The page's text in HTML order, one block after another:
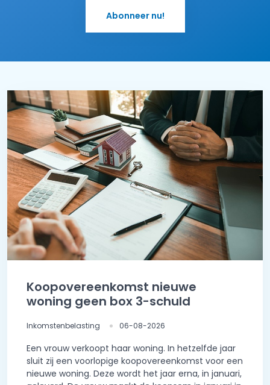
Abonneer nu!
Koopovereenkomst nieuwe
woning geen box 3-schuld
Inkomstenbelasting 06-08-2026
Een vrouw verkoopt haar woning. In hetzelfde jaar
sluit zij een voorlopige koopovereenkomst voor een
nieuwe woning. Deze wordt het jaar erna, in januari,